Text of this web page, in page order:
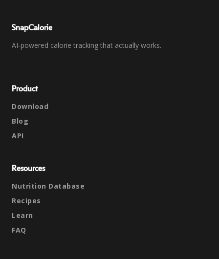
SnapCalorie
AI-powered calorie tracking that actually works.
Product
Download
Blog
API
Resources
Nutrition Database
Recipes
Learn
FAQ